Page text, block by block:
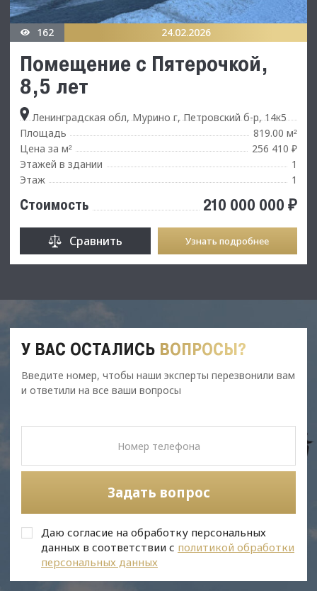
162 24.02.2026
Помещение с Пятерочкой,
8,5 лет
Ленинградская обл, Мурино г, Петровский б-р, 14к5
Площадь
819.00 м²
Цена за м²
256 410 ₽
Этажей в здании
1
Этаж
1
Стоимость 210 000 000 ₽
Сравнить Узнать подробнее
У ВАС ОСТАЛИСЬ ВОПРОСЫ?
Введите номер, чтобы наши эксперты перезвонили вам
и ответили на все ваши вопросы
Задать вопрос
Даю согласие на обработку персональных
данных в соответствии с политикой обработки
персональных данных